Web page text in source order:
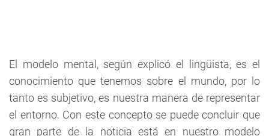
El modelo mental, según explicó el lingüista, es el
conocimiento que tenemos sobre el mundo, por lo
tanto es subjetivo, es nuestra manera de representar
el entorno. Con este concepto se puede concluir que
gran parte de la noticia está en nuestro modelo